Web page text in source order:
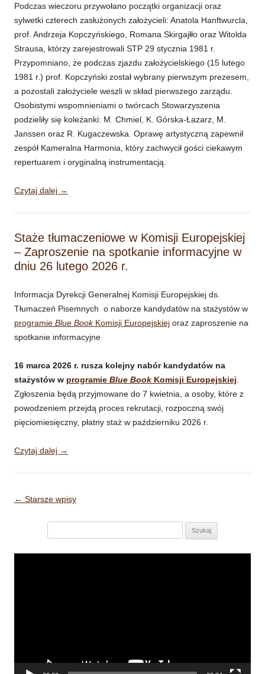
Podczas wieczoru przywołano początki organizacji oraz
sylwetki czterech zasłużonych założycieli: Anatola Hanftwurcla,
prof. Andrzeja Kopczyńskiego, Romana Skirgajłło oraz Witolda
Strausa, którzy zarejestrowali STP 29 stycznia 1981 r.
Przypomniano, że podczas zjazdu założycielskiego (15 lutego
1981 r.) prof. Kopczyński został wybrany pierwszym prezesem,
a pozostali założyciele weszli w skład pierwszego zarządu.
Osobistymi wspomnieniami o twórcach Stowarzyszenia
podzieliły się koleżanki: M. Chmiel, K. Górska-Łazarz, M.
Janssen oraz R. Kugaczewska. Oprawę artystyczną zapewnił
zespół Kameralna Harmonia, który zachwycił gości ciekawym
repertuarem i oryginalną instrumentacją.
Czytaj dalej →
Staże tłumaczeniowe w Komisji Europejskiej
– Zaproszenie na spotkanie informacyjne w
dniu 26 lutego 2026 r.
Informacja Dyrekcji Generalnej Komisji Europejskiej ds.
Tłumaczeń Pisemnych o naborze kandydatów na stażystów w
programie Blue Book Komisji Europejskiej oraz zaproszenie na
spotkanie informacyjne
16 marca 2026 r. rusza kolejny nabór kandydatów na
stażystów w programie Blue Book Komisji Europejskiej
Zgłoszenia będą przyjmowane do 7 kwietnia, a osoby, które z
powodzeniem przejdą proces rekrutacji, rozpoczną swój
pięciomiesięczny, płatny staż w październiku 2026 r.
Czytaj dalej →
Nawigacja wpisu
← Starsze wpisy